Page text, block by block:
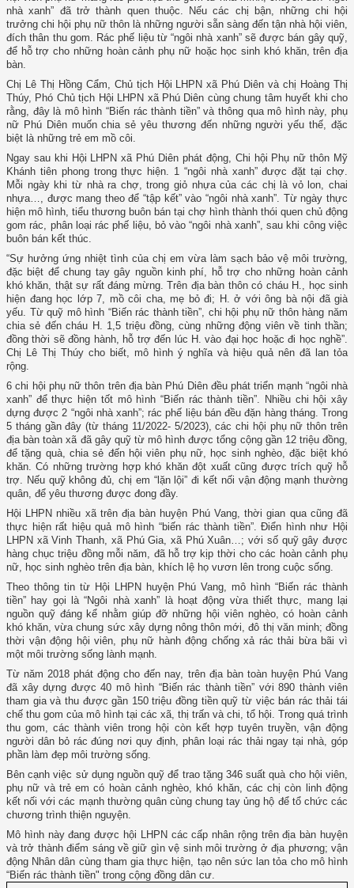
nhà xanh” đã trở thành quen thuộc. Nếu các chị bận, những chi hội
trưởng chi hội phụ nữ thôn là những người sẵn sàng đến tận nhà hội viên,
đích thân thu gom. Rác phế liệu từ “ngôi nhà xanh” sẽ được bán gây quỹ,
để hỗ trợ cho những hoàn cảnh phụ nữ hoặc học sinh khó khăn, trên địa
bàn.
Chị Lê Thị Hồng Cẩm, Chủ tịch Hội LHPN xã Phú Diên và chị Hoàng Thị
Thúy, Phó Chủ tịch Hội LHPN xã Phú Diên cùng chung tâm huyết khi cho
rằng, đây là mô hình “Biến rác thành tiền” và thông qua mô hình này, phụ
nữ Phú Diên muốn chia sẻ yêu thương đến những người yếu thế, đặc
biệt là những trẻ em mồ côi.
Ngay sau khi Hội LHPN xã Phú Diên phát động, Chi hội Phụ nữ thôn Mỹ
Khánh tiên phong trong thực hiện. 1 “ngôi nhà xanh” được đặt tại chợ.
Mỗi ngày khi từ nhà ra chợ, trong giỏ nhựa của các chị là vỏ lon, chai
nhựa…, được mang theo để “tập kết” vào “ngôi nhà xanh”. Từ ngày thực
hiện mô hình, tiểu thương buôn bán tại chợ hình thành thói quen chủ động
gom rác, phân loại rác phế liệu, bỏ vào “ngôi nhà xanh”, sau khi công việc
buôn bán kết thúc.
“Sự hưởng ứng nhiệt tình của chị em vừa làm sạch bảo vệ môi trường,
đặc biệt để chung tay gây nguồn kinh phí, hỗ trợ cho những hoàn cảnh
khó khăn, thật sự rất đáng mừng. Trên địa bàn thôn có cháu H., học sinh
hiện đang học lớp 7, mồ côi cha, mẹ bỏ đi; H. ở với ông bà nội đã già
yếu. Từ quỹ mô hình “Biến rác thành tiền”, chi hội phụ nữ thôn hàng năm
chia sẻ đến cháu H. 1,5 triệu đồng, cùng những động viên về tinh thần;
đồng thời sẽ đồng hành, hỗ trợ đến lúc H. vào đại học hoặc đi học nghề”.
Chị Lê Thị Thúy cho biết, mô hình ý nghĩa và hiệu quả nên đã lan tỏa
rộng.
6 chi hội phụ nữ thôn trên địa bàn Phú Diên đều phát triển mạnh “ngôi nhà
xanh” để thực hiện tốt mô hình “Biến rác thành tiền”. Nhiều chi hội xây
dựng được 2 “ngôi nhà xanh”; rác phế liệu bán đều đặn hàng tháng. Trong
5 tháng gần đây (từ tháng 11/2022- 5/2023), các chi hội phụ nữ thôn trên
địa bàn toàn xã đã gây quỹ từ mô hình được tổng cộng gần 12 triệu đồng,
để tặng quà, chia sẻ đến hội viên phụ nữ, học sinh nghèo, đặc biệt khó
khăn. Có những trường hợp khó khăn đột xuất cũng được trích quỹ hỗ
trợ. Nếu quỹ không đủ, chị em “lặn lội” đi kết nối vận động mạnh thường
quân, để yêu thương được đong đầy.
Hội LHPN nhiều xã trên địa bàn huyện Phú Vang, thời gian qua cũng đã
thực hiện rất hiệu quả mô hình “biến rác thành tiền”. Điển hình như Hội
LHPN xã Vinh Thanh, xã Phú Gia, xã Phú Xuân…; với số quỹ gây được
hàng chục triệu đồng mỗi năm, đã hỗ trợ kịp thời cho các hoàn cảnh phụ
nữ, học sinh nghèo trên địa bàn, khích lệ họ vươn lên trong cuộc sống.
Theo thông tin từ Hội LHPN huyện Phú Vang, mô hình “Biến rác thành
tiền” hay gọi là “Ngôi nhà xanh” là hoạt động vừa thiết thực, mang lại
nguồn quỹ đáng kể nhằm giúp đỡ những hội viên nghèo, có hoàn cảnh
khó khăn, vừa chung sức xây dựng nông thôn mới, đô thị văn minh; đồng
thời vận động hội viên, phụ nữ hành động chống xả rác thải bừa bãi vì
một môi trường sống lành mạnh.
Từ năm 2018 phát động cho đến nay, trên địa bàn toàn huyện Phú Vang
đã xây dựng được 40 mô hình “Biến rác thành tiền” với 890 thành viên
tham gia và thu được gần 150 triệu đồng tiền quỹ từ việc bán rác thải tái
chế thu gom của mô hình tại các xã, thị trấn và chi, tổ hội. Trong quá trình
thu gom, các thành viên trong hội còn kết hợp tuyên truyền, vận động
người dân bỏ rác đúng nơi quy định, phân loại rác thải ngay tại nhà, góp
phần làm đẹp môi trường sống.
Bên cạnh việc sử dụng nguồn quỹ để trao tặng 346 suất quà cho hội viên,
phụ nữ và trẻ em có hoàn cảnh nghèo, khó khăn, các chị còn linh động
kết nối với các mạnh thường quân cùng chung tay ủng hộ để tổ chức các
chương trình thiện nguyện.
Mô hình này đang được hội LHPN các cấp nhân rộng trên địa bàn huyện
và trở thành điểm sáng về giữ gìn vệ sinh môi trường ở địa phương; vận
động Nhân dân cùng tham gia thực hiện, tạo nên sức lan tỏa cho mô hình
“Biến rác thành tiền" trong cộng đồng dân cư.